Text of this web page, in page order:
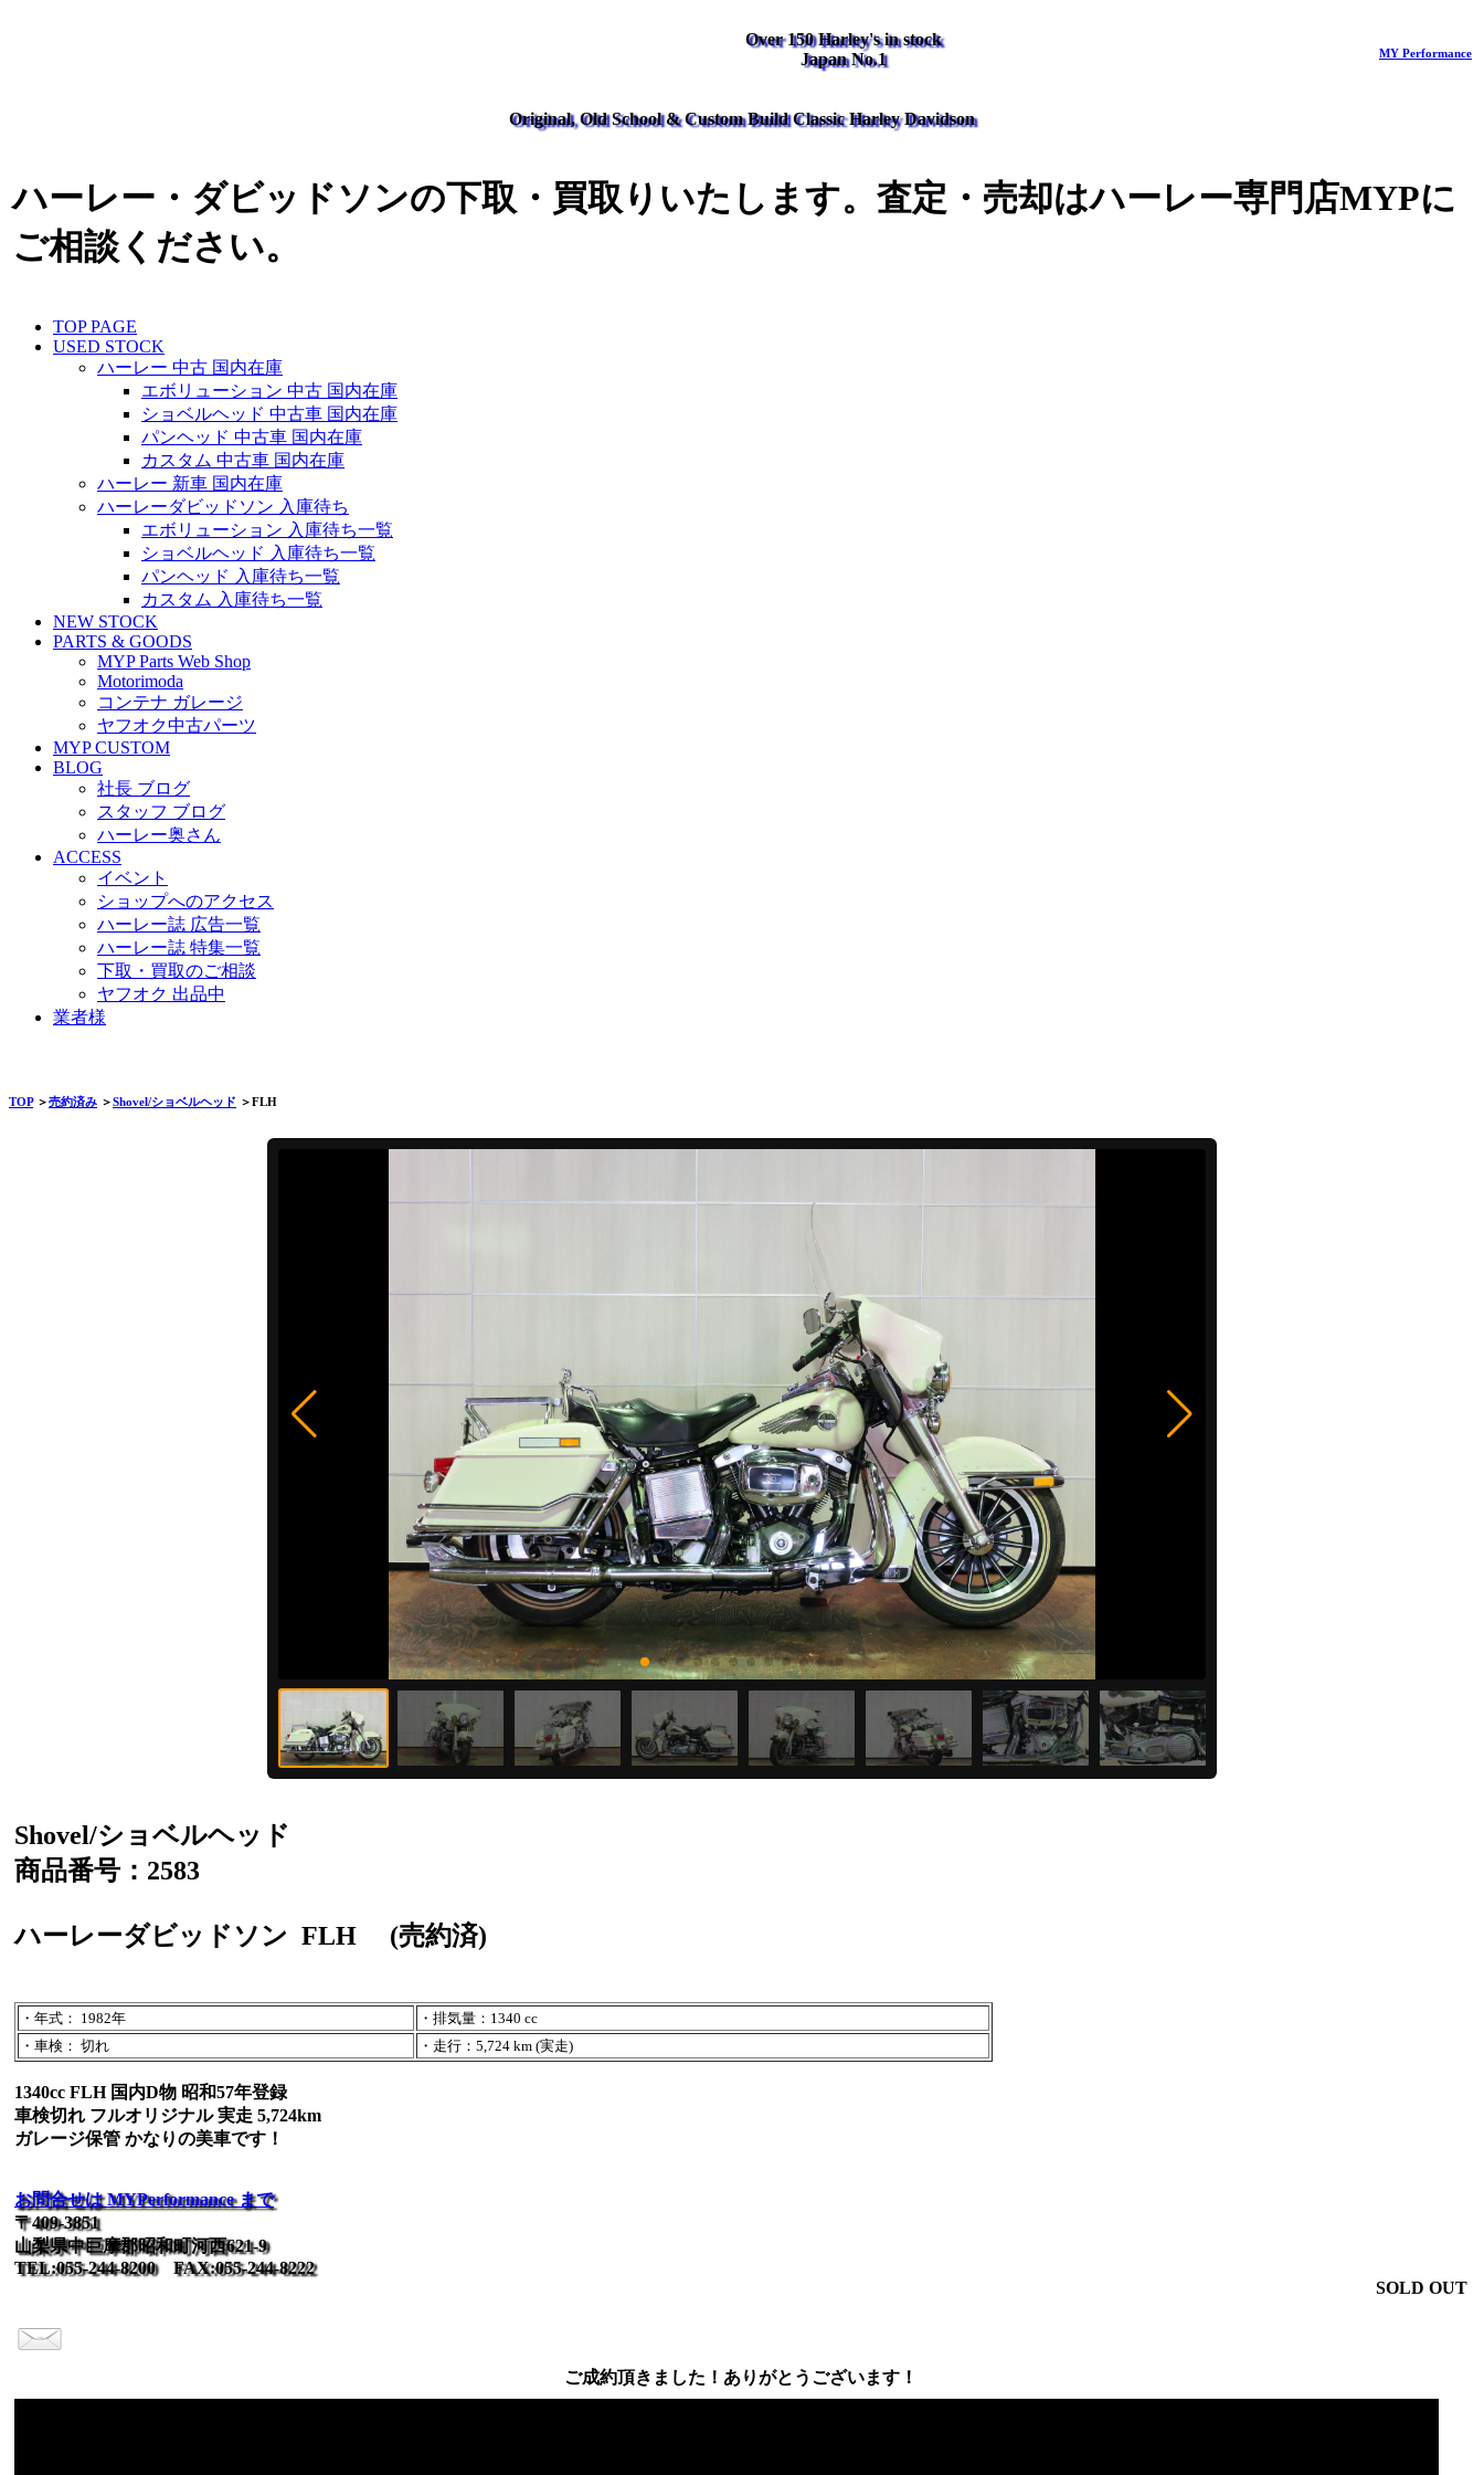
Over 150 Harley's in stock
Japan No.1
MY Performance
Original, Old School & Custom Build Classic Harley Davidson
ハーレー・ダビッドソンの下取・買取りいたします。査定・売却はハーレー専門店MYPに
ご相談ください。
TOP PAGE
USED STOCK
ハーレー 中古 国内在庫
エボリューション 中古 国内在庫
ショベルヘッド 中古車 国内在庫
パンヘッド 中古車 国内在庫
カスタム 中古車 国内在庫
ハーレー 新車 国内在庫
ハーレーダビッドソン 入庫待ち
エボリューション 入庫待ち一覧
ショベルヘッド 入庫待ち一覧
パンヘッド 入庫待ち一覧
カスタム 入庫待ち一覧
NEW STOCK
PARTS & GOODS
MYP Parts Web Shop
Motorimoda
コンテナ ガレージ
ヤフオク中古パーツ
MYP CUSTOM
BLOG
社長 ブログ
スタッフ ブログ
ハーレー奥さん
ACCESS
イベント
ショップへのアクセス
ハーレー誌 広告一覧
ハーレー誌 特集一覧
下取・買取のご相談
ヤフオク 出品中
業者様
TOP＞売約済み ＞Shovel/ショベルヘッド ＞FLH
Shovel/ショベルヘッド
商品番号：2583
ハーレーダビッドソン FLH (売約済)
・年式： 1982年
・排気量：1340 cc
・車検： 切れ
・走行：5,724 km (実走)
1340cc FLH 国内D物 昭和57年登録
車検切れ フルオリジナル 実走 5,724km
ガレージ保管 かなりの美車です！
お問合せは MYPerformance まで
〒409-3851
山梨県中巨摩郡昭和町河西621-9
TEL:055-244-8200 FAX:055-244-8222
SOLD OUT
ご成約頂きました！ありがとうございます！